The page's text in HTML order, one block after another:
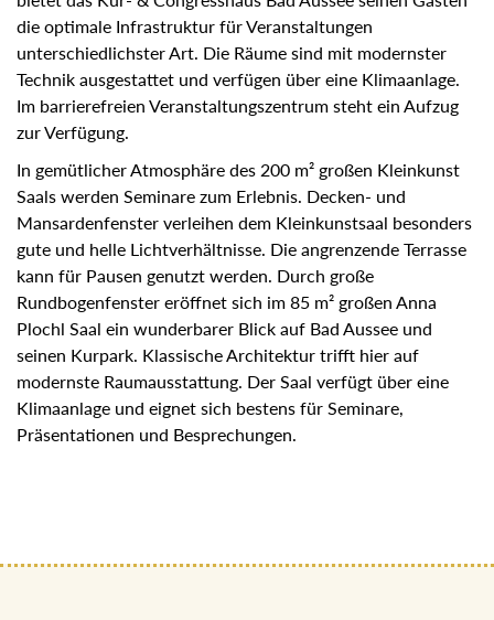
die optimale Infrastruktur für Veranstaltungen
unterschiedlichster Art. Die Räume sind mit modernster
Technik ausgestattet und verfügen über eine Klimaanlage.
Im barrierefreien Veranstaltungszentrum steht ein Aufzug
zur Verfügung.
In gemütlicher Atmosphäre des 200 m² großen Kleinkunst
Saals werden Seminare zum Erlebnis. Decken- und
Mansardenfenster verleihen dem Kleinkunstsaal besonders
gute und helle Lichtverhältnisse. Die angrenzende Terrasse
kann für Pausen genutzt werden. Durch große
Rundbogenfenster eröffnet sich im 85 m² großen Anna
Plochl Saal ein wunderbarer Blick auf Bad Aussee und
seinen Kurpark. Klassische Architektur trifft hier auf
modernste Raumausstattung. Der Saal verfügt über eine
Klimaanlage und eignet sich bestens für Seminare,
Präsentationen und Besprechungen.